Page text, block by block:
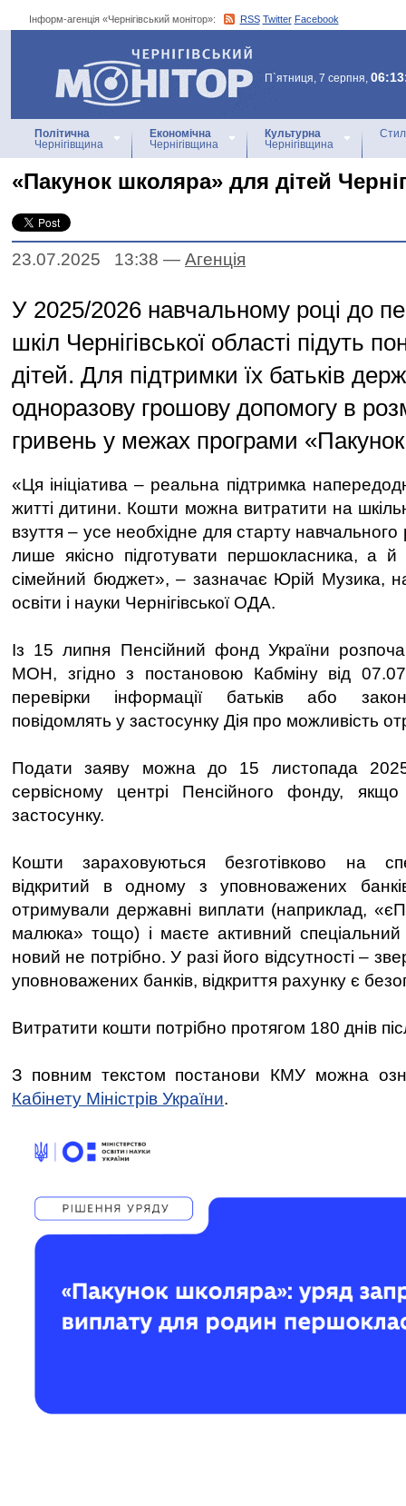
Інформ-агенція «Чернігівський монітор»: RSS Twitter Facebook
Інформ-агенція
«Чернігівський монітор»
П`ятниця, 7 серпня,
Політична
Чернігівщина
Економічна
Чернігівщина
Культурна
Чернігівщина
«Пакунок школяра» для дітей
23.07.2025 13:38 — Агенцiя
У 2025/2026 навчальному році до
шкіл Чернігівської області підуть
дітей. Для підтримки їх батьків
одноразову грошову допомогу в
гривень у межах програми
«Ця ініціатива – реальна підтримка
житті дитини. Кошти можна витратити на
взуття – усе необхідне для старту
лише якісно підготувати першокласника, а й
сімейний бюджет», – зазначає Юрій Музика,
освіти і науки Чернігівської ОДА.
Із 15 липня Пенсійний фонд України
МОН, згідно з постановою Кабміну від
перевірки інформації батьків або
повідомлять у застосунку Дія про можливість
Подати заяву можна до 15 листопада
сервісному центрі Пенсійного фонду,
застосунку.
Кошти зараховуються безготівково на
відкритий в одному з уповноважених
отримували державні виплати (наприклад,
малюка» тощо) і маєте активний спеціальний
новий не потрібно. У разі його відсутності –
уповноважених банків, відкриття рахунку є
Витратити кошти потрібно протягом 180 днів
З повним текстом постанови КМУ можна
Кабінету Міністрів України.